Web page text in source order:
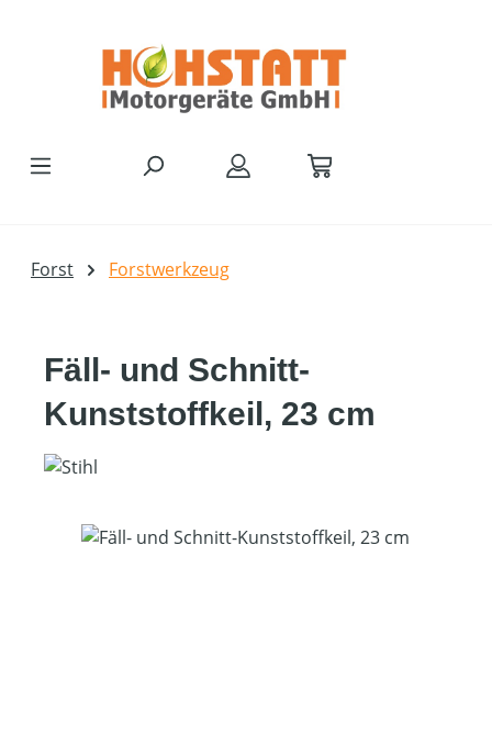
Forst Forstwerkzeug
Fäll- und Schnitt-
Kunststoffkeil, 23 cm
Bildergalerie überspringen